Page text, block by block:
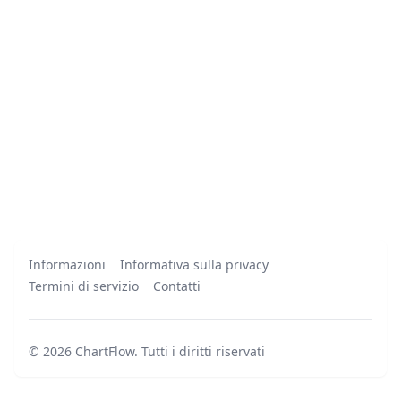
Informazioni
Informativa sulla privacy
Termini di servizio
Contatti
© 2026 ChartFlow. Tutti i diritti riservati